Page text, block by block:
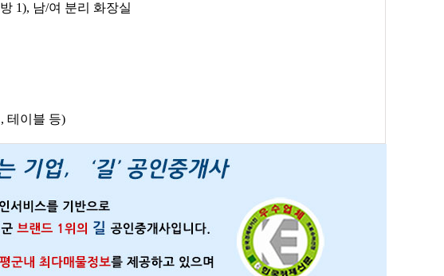
1), 남/여 분리 화장실
테이블 등)